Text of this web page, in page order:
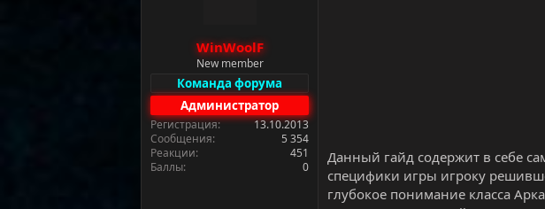
а
WinWoolF
New member
Команда форума
Администратор
Регистрация
13.10.2013
Сообщения
5 354
Реакции
451
Баллы
0
Данный гайд содержит в себе
специфики игры игроку
глубокое понимание класса